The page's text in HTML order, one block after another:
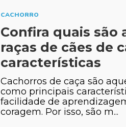
CACHORRO
Confira quais são
raças de cães de
características
Cachorros de caça são
como principais
facilidade de
coragem. Por isso, são m...